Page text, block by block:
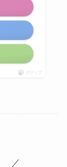
ポチップ